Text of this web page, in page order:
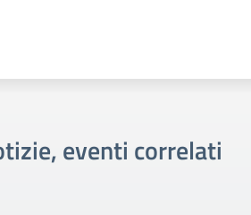
eventi correlati